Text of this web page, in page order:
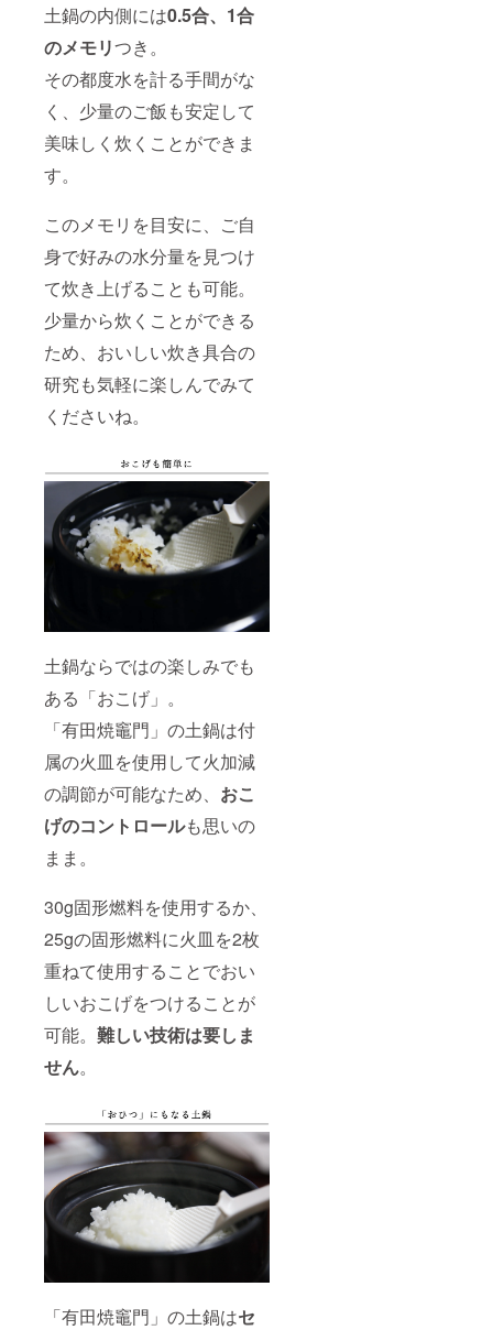
土鍋の内側には0.5合、1合
のメモリつき。
その都度水を計る手間がな
く、少量のご飯も安定して
美味しく炊くことができま
す。
このメモリを目安に、ご自
身で好みの水分量を見つけ
て炊き上げることも可能。
少量から炊くことができる
ため、おいしい炊き具合の
研究も気軽に楽しんでみて
くださいね。
土鍋ならではの楽しみでも
ある「おこげ」。
「有田焼竈門」の土鍋は付
属の火皿を使用して火加減
の調節が可能なため、 おこ
げのコントロールも思いの
まま。
30g固形燃料を使用するか、
25gの固形燃料に火皿を2枚
重ねて使用することでおい
しいおこげをつけることが
可能。 難しい技術は要しま
せん。
「有田焼竈門」の土鍋はセ